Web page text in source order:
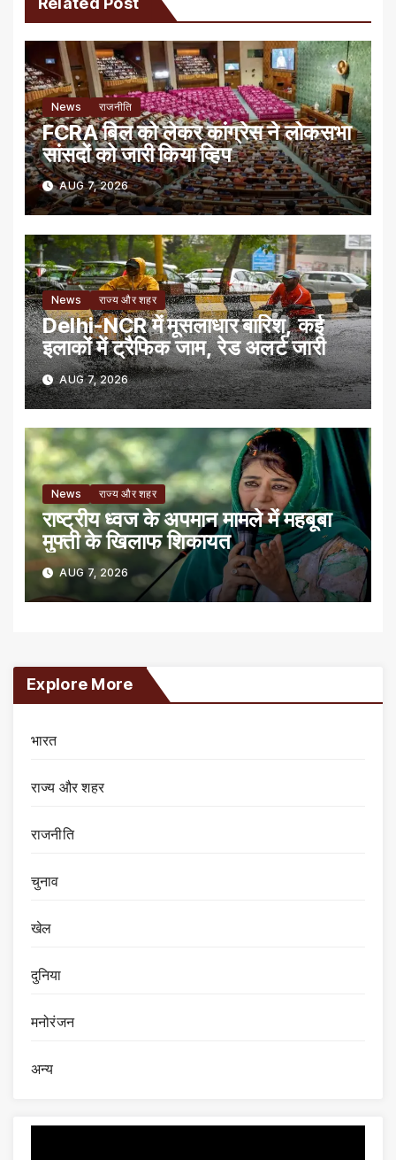
News राजनीति
FCRA बिल को लेकर कांग्रेस ने लोकसभा
सांसदों को जारी किया व्हिप
AUG 7, 2026
News राज्य और शहर
Delhi-NCR में मूसलाधार बारिश, कई
इलाकों में ट्रैफिक जाम, रेड अलर्ट जारी
AUG 7, 2026
News राज्य और शहर
राष्ट्रीय ध्वज के अपमान मामले में महबूबा
मुफ्ती के खिलाफ शिकायत
AUG 7, 2026
Explore More
भारत
राज्य और शहर
राजनीति
चुनाव
खेल
दुनिया
मनोरंजन
अन्य